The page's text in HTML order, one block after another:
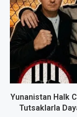
Yunanistan Halk
Tutsaklarla